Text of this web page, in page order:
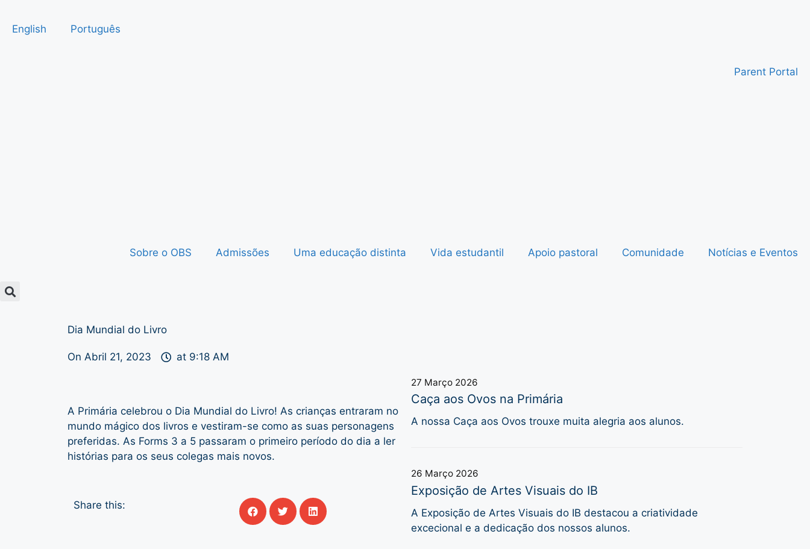
English Português
Parent Portal
Sobre o OBS Admissões Uma educação distinta Vida estudantil Apoio pastoral Comunidade Notícias e Eventos
Dia Mundial do Livro
On Abril 21, 2023 at 9:18 AM
A Primária celebrou o Dia Mundial do Livro! As crianças entraram no
mundo mágico dos livros e vestiram-se como as suas personagens
preferidas. As Forms 3 a 5 passaram o primeiro período do dia a ler
histórias para os seus colegas mais novos.
Share this:
27 Março 2026
Caça aos Ovos na Primária
A nossa Caça aos Ovos trouxe muita alegria aos alunos.
26 Março 2026
Exposição de Artes Visuais do IB
A Exposição de Artes Visuais do IB destacou a criatividade
excecional e a dedicação dos nossos alunos.